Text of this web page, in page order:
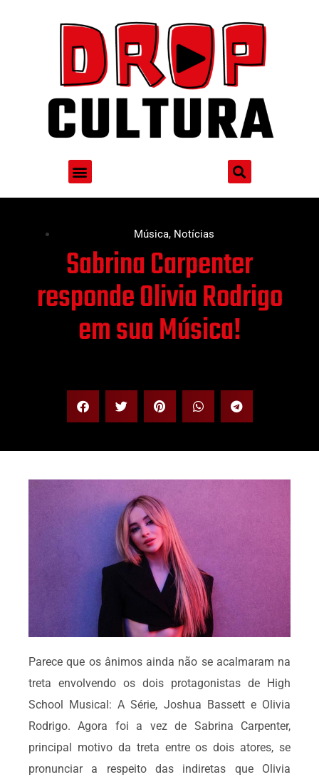
Música, Notícias
Sabrina Carpenter
responde Olivia Rodrigo
em sua Música!
Parece que os ânimos ainda não se acalmaram na
treta envolvendo os dois protagonistas de High
School Musical: A Série, Joshua Bassett e Olivia
Rodrigo. Agora foi a vez de Sabrina Carpenter,
principal motivo da treta entre os dois atores, se
pronunciar a respeito das indiretas que Olivia